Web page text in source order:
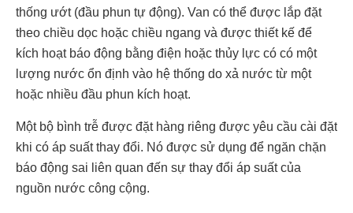
thống ướt (đầu phun tự động). Van có thể được lắp đặt
theo chiều dọc hoặc chiều ngang và được thiết kế để
kích hoạt báo động bằng điện hoặc thủy lực có có một
lượng nước ổn định vào hệ thống do xả nước từ một
hoặc nhiều đầu phun kích hoạt.
Một bộ bình trễ được đặt hàng riêng được yêu cầu cài đặt
khi có áp suất thay đổi. Nó được sử dụng để ngăn chặn
báo động sai liên quan đến sự thay đổi áp suất của
nguồn nước công cộng.